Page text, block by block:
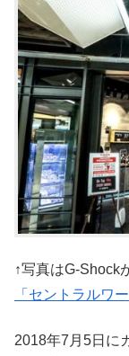
↑写真はG-Shock
「セントラルワ
2018年7月5日に